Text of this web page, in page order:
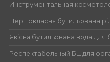
Инструментальная
Першокласна бутильована
Якісна бутильована вода для
Респектабельный БЦ для